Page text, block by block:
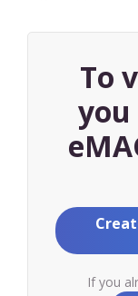
To
you
If you